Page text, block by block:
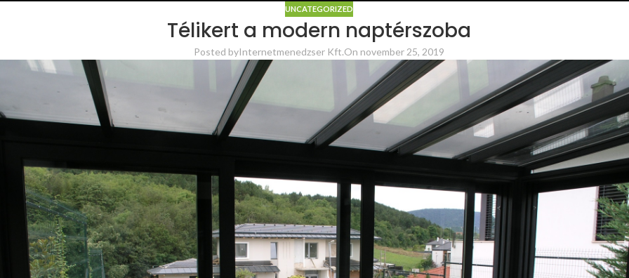
UNCATEGORIZED
Télikert a modern naptérszoba
Posted byInternetmenedzser Kft.On november 25, 2019